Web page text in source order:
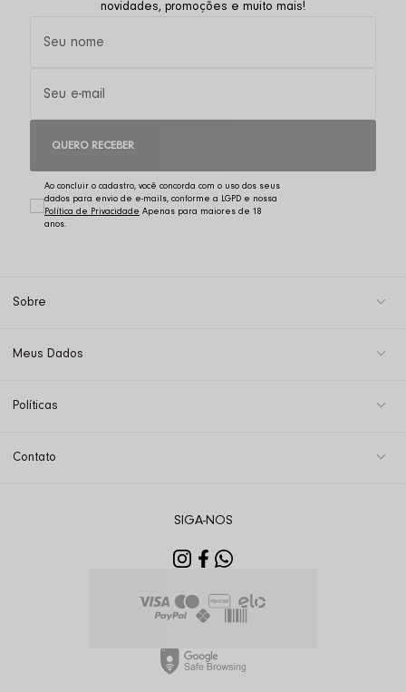
novidades, promoções e muito mais!
QUERO RECEBER
Ao concluir o cadastro, você concorda com o uso dos seus
dados para envio de e-mails, conforme a LGPD e nossa
Política de Privacidade
Sobre
Meus Dados
Políticas
Contato
SIGA-NOS